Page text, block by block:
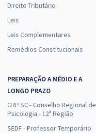
Direito Tributário
Leis
Leis Complementares
Remédios Constitucionais
PREPARAÇÃO A MÉDIO E A
LONGO PRAZO
CRP SC - Conselho Regional de
Psicologia - 12ª Região
SEDF - Professor Temporário